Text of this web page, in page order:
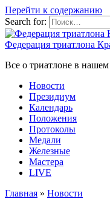
Перейти к содержанию
Search for:
Федерация триатлона
Все о триатлоне в
Новости
Президиум
Календарь
Положения
Протоколы
Медали
Железные
Мастера
LIVE
Главная » Новости